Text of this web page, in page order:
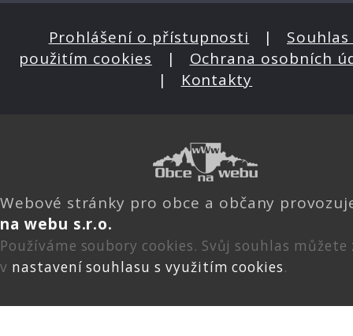
Prohlášení o přístupnosti | Souhlas
použitím cookies | Ochrana osobních
| Kontakty
Webové stránky pro obce a občany
na webu s.r.o.
Používáme soubory cookies. Svůj souhlas
v nastavení souhlasu s využitím cookies.